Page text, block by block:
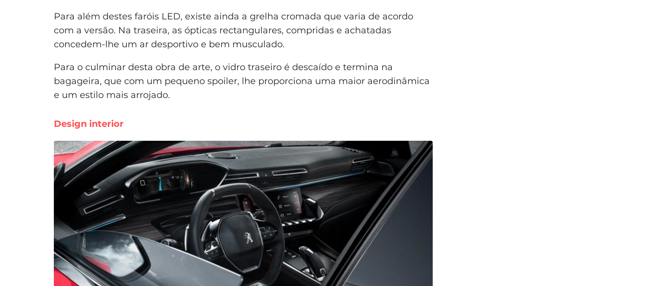
Para além destes faróis LED, existe ainda a grelha cromada que varia de acordo
com a versão. Na traseira, as ópticas rectangulares, compridas e achatadas
concedem-lhe um ar desportivo e bem musculado.
Para o culminar desta obra de arte, o vidro traseiro é descaído e termina na
bagageira, que com um pequeno spoiler, lhe proporciona uma maior aerodinâmica
e um estilo mais arrojado.
Design interior